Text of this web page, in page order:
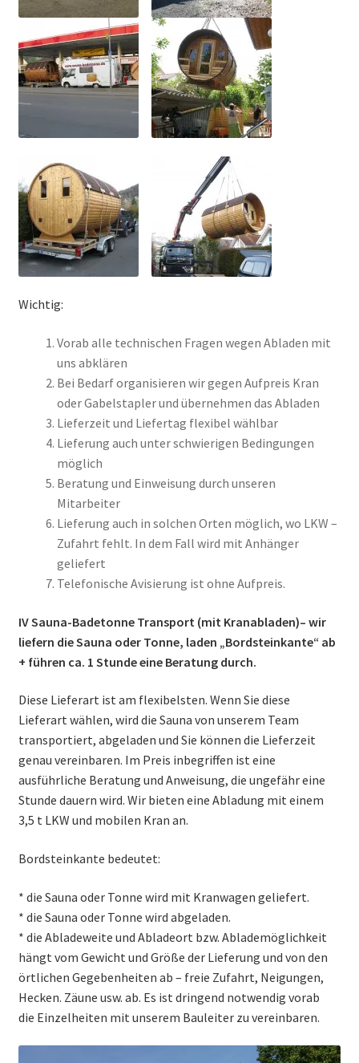
Wichtig:
Vorab alle technischen Fragen wegen Abladen mit
uns abklären
Bei Bedarf organisieren wir gegen Aufpreis Kran
oder Gabelstapler und übernehmen das Abladen
Lieferzeit und Liefertag flexibel wählbar
Lieferung auch unter schwierigen Bedingungen
möglich
Beratung und Einweisung durch unseren
Mitarbeiter
Lieferung auch in solchen Orten möglich, wo LKW –
Zufahrt fehlt. In dem Fall wird mit Anhänger
geliefert
Telefonische Avisierung ist ohne Aufpreis.
IV Sauna-Badetonne Transport (mit Kranabladen)– wir
liefern die Sauna oder Tonne, laden „Bordsteinkante“ ab
+ führen ca. 1 Stunde eine Beratung durch.
Diese Lieferart ist am flexibelsten. Wenn Sie diese
Lieferart wählen, wird die Sauna von unserem Team
transportiert, abgeladen und Sie können die Lieferzeit
genau vereinbaren. Im Preis inbegriffen ist eine
ausführliche Beratung und Anweisung, die ungefähr eine
Stunde dauern wird. Wir bieten eine Abladung mit einem
3,5 t LKW und mobilen Kran an.
Bordsteinkante bedeutet:
* die Sauna oder Tonne wird mit Kranwagen geliefert.
* die Sauna oder Tonne wird abgeladen.
* die Abladeweite und Abladeort bzw. Ablademöglichkeit
hängt vom Gewicht und Größe der Lieferung und von den
örtlichen Gegebenheiten ab – freie Zufahrt, Neigungen,
Hecken. Zäune usw. ab. Es ist dringend notwendig vorab
die Einzelheiten mit unserem Bauleiter zu vereinbaren.